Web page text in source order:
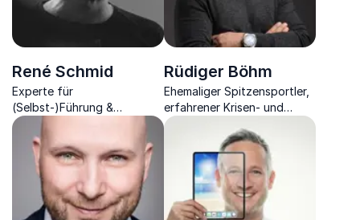
René Schmid
Experte für
(Selbst-)Führung &
Konfliktmanagement,
Persönlichkeits- &
Teamentwickler,
Sparringcoach &
Mentaltrainer
Rüdiger Böhm
Ehemaliger Spitzensportler,
erfahrener Krisen- und
Motivationsexperte, Autor